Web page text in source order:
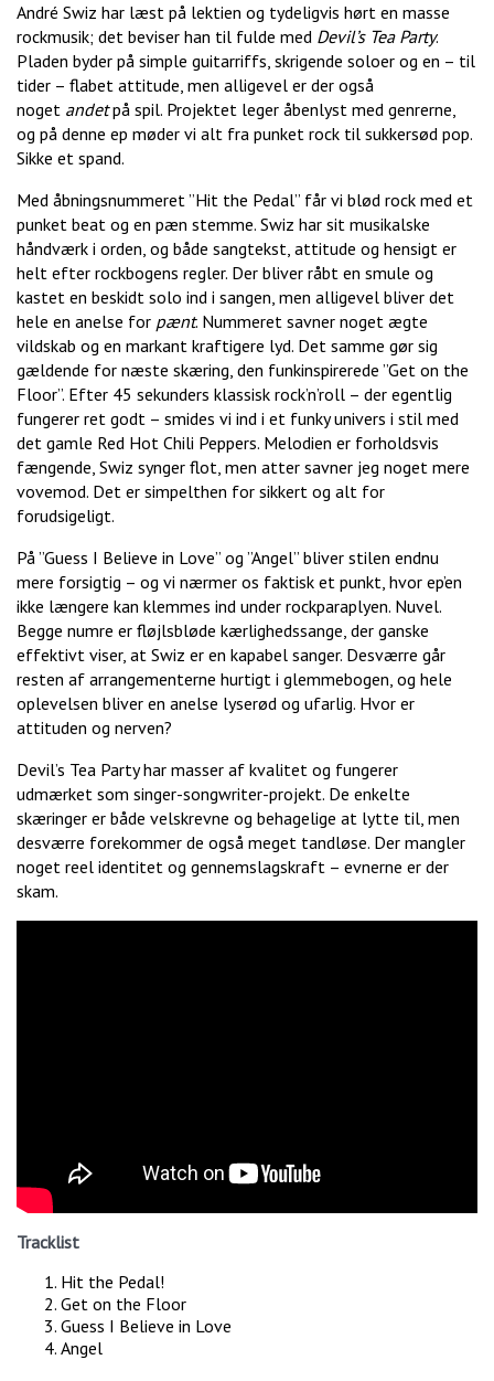
André Swiz har læst på lektien og tydeligvis hørt en masse
rockmusik; det beviser han til fulde med Devil’s Tea Party.
Pladen byder på simple guitarriffs, skrigende soloer og en – til
tider – flabet attitude, men alligevel er der også
noget andetpå spil. Projektet leger åbenlyst med genrerne,
og på denne ep møder vi alt fra punket rock til sukkersød pop.
Sikke et spand.
Med åbningsnummeret ”Hit the Pedal” får vi blød rock med et
punket beat og en pæn stemme. Swiz har sit musikalske
håndværk i orden, og både sangtekst, attitude og hensigt er
helt efter rockbogens regler. Der bliver råbt en smule og
kastet en beskidt solo ind i sangen, men alligevel bliver det
hele en anelse for pænt. Nummeret savner noget ægte
vildskab og en markant kraftigere lyd. Det samme gør sig
gældende for næste skæring, den funkinspirerede ”Get on the
Floor”. Efter 45 sekunders klassisk rock’n’roll – der egentlig
fungerer ret godt – smides vi ind i et funky univers i stil med
det gamle Red Hot Chili Peppers. Melodien er forholdsvis
fængende, Swiz synger flot, men atter savner jeg noget mere
vovemod. Det er simpelthen for sikkert og alt for
forudsigeligt.
På ”Guess I Believe in Love” og ”Angel” bliver stilen endnu
mere forsigtig – og vi nærmer os faktisk et punkt, hvor ep’en
ikke længere kan klemmes ind under rockparaplyen. Nuvel.
Begge numre er fløjlsbløde kærlighedssange, der ganske
effektivt viser, at Swiz er en kapabel sanger. Desværre går
resten af arrangementerne hurtigt i glemmebogen, og hele
oplevelsen bliver en anelse lyserød og ufarlig. Hvor er
attituden og nerven?
Devil’s Tea Party har masser af kvalitet og fungerer
udmærket som singer-songwriter-projekt. De enkelte
skæringer er både velskrevne og behagelige at lytte til, men
desværre forekommer de også meget tandløse. Der mangler
noget reel identitet og gennemslagskraft – evnerne er der
skam.
Tracklist
Hit the Pedal!
Get on the Floor
Guess I Believe in Love
Angel